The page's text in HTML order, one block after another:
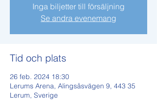
Inga biljetter till försäljning
Se andra evenemang
Tid och plats
26 feb. 2024 18:30
Lerums Arena, Alingsåsvägen 9, 443 35
Lerum, Sverige